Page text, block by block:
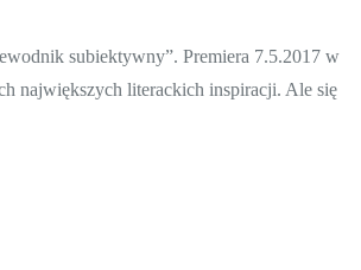
subiektywny”. Premiera 7.5.2017 w
największych literackich inspiracji. Ale się